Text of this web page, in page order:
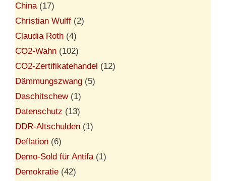
China(17)
Christian Wulff (2)
Claudia Roth (4)
CO2-Wahn (102)
CO2-Zertifikatehandel (12)
Dämmungszwang (5)
Daschitschew(1)
Datenschutz (13)
DDR-Altschulden (1)
Deflation (6)
Demo-Sold für Antifa(1)
Demokratie (42)